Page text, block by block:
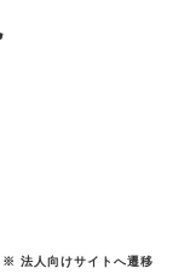
※ 法人向けサイトへ遷移